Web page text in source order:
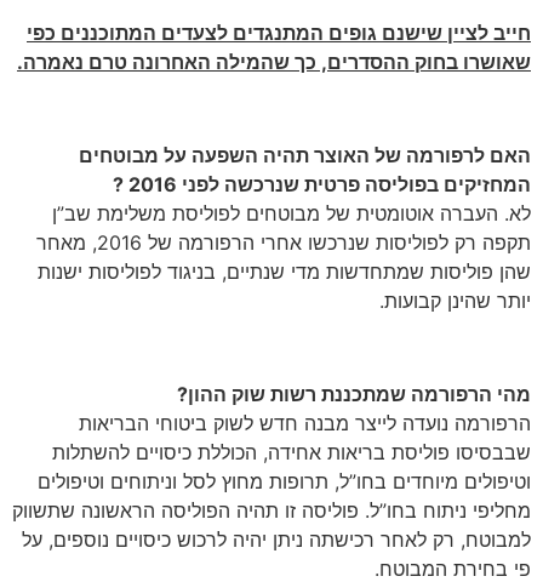
חייב לציין שישנם גופים המתנגדים לצעדים המתוכננים כפי
שאושרו בחוק ההסדרים, כך שהמילה האחרונה טרם נאמרה.
האם לרפורמה של האוצר תהיה השפעה על מבוטחים
המחזיקים בפוליסה פרטית שנרכשה לפני 2016 ?
לא. העברה אוטומטית של מבוטחים לפוליסת משלימת שב”ן
תקפה רק לפוליסות שנרכשו אחרי הרפורמה של 2016, מאחר
שהן פוליסות שמתחדשות מדי שנתיים, בניגוד לפוליסות ישנות
יותר שהינן קבועות.
מהי הרפורמה שמתכננת רשות שוק ההון?
הרפורמה נועדה לייצר מבנה חדש לשוק ביטוחי הבריאות
שבבסיסו פוליסת בריאות אחידה, הכוללת כיסויים להשתלות
וטיפולים מיוחדים בחו”ל, תרופות מחוץ לסל וניתוחים וטיפולים
מחליפי ניתוח בחו”ל. פוליסה זו תהיה הפוליסה הראשונה שתשווק
למבוטח, רק לאחר רכישתה ניתן יהיה לרכוש כיסויים נוספים, על
פי בחירת המבוטח.